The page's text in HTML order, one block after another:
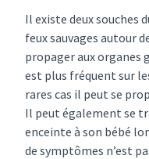
Il existe deux souches
feux sauvages autour
propager aux organes
est plus fréquent sur
rares cas il peut se
Il peut également se
enceinte à son bébé
de symptômes n’est